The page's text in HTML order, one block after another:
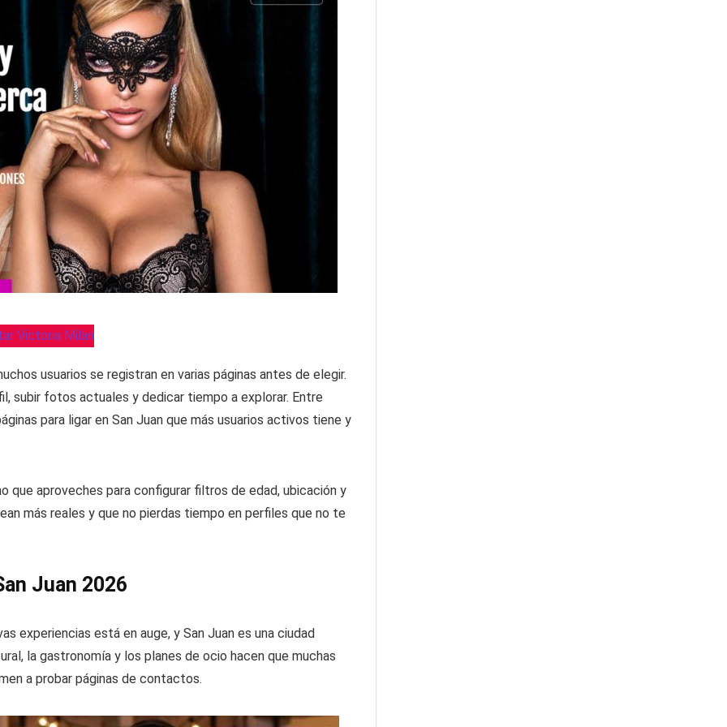
Victoria Milan
usuarios se registran en varias páginas antes de elegir.
subir fotos actuales y dedicar tiempo a explorar. Entre
para ligar en San Juan que más usuarios activos tiene y
que aproveches para configurar filtros de edad, ubicación y
más reales y que no pierdas tiempo en perfiles que no te
Juan 2026
experiencias está en auge, y San Juan es una ciudad
la gastronomía y los planes de ocio hacen que muchas
a probar páginas de contactos.